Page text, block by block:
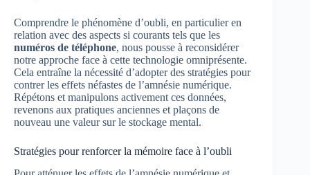
Comprendre le phénomène d’oubli, en particulier en
relation avec des aspects si courants tels que les
numéros de téléphone, nous pousse à reconsidérer
notre approche face à cette technologie omniprésente.
Cela entraîne la nécessité d’adopter des stratégies pour
contrer les effets néfastes de l’amnésie numérique.
Répétons et manipulons activement ces données,
revenons aux pratiques anciennes et plaçons de
nouveau une valeur sur le stockage mental.
Stratégies pour renforcer la mémoire face à l’oubli